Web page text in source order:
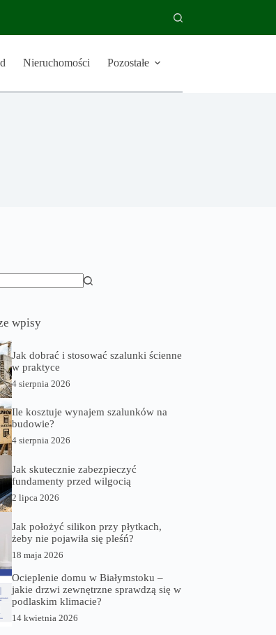
Nieruchomości Pozostałe
wpisy
Jak dobrać i stosować szalunki ścienne
w praktyce
4 sierpnia 2026
Ile kosztuje wynajem szalunków na
budowie?
4 sierpnia 2026
Jak skutecznie zabezpieczyć
fundamenty przed wilgocią
2 lipca 2026
Jak położyć silikon przy płytkach,
żeby nie pojawiła się pleśń?
18 maja 2026
Ocieplenie domu w Białymstoku –
jakie drzwi zewnętrzne sprawdzą się w
podlaskim klimacie?
14 kwietnia 2026